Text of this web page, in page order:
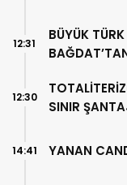
BÜYÜK TÜRK ULUSU!
12:31
SINIR
12:30
YANAN
14:41